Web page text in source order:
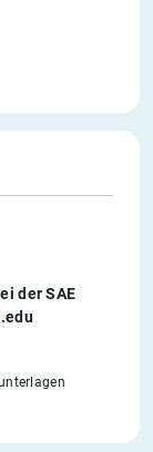
der SAE